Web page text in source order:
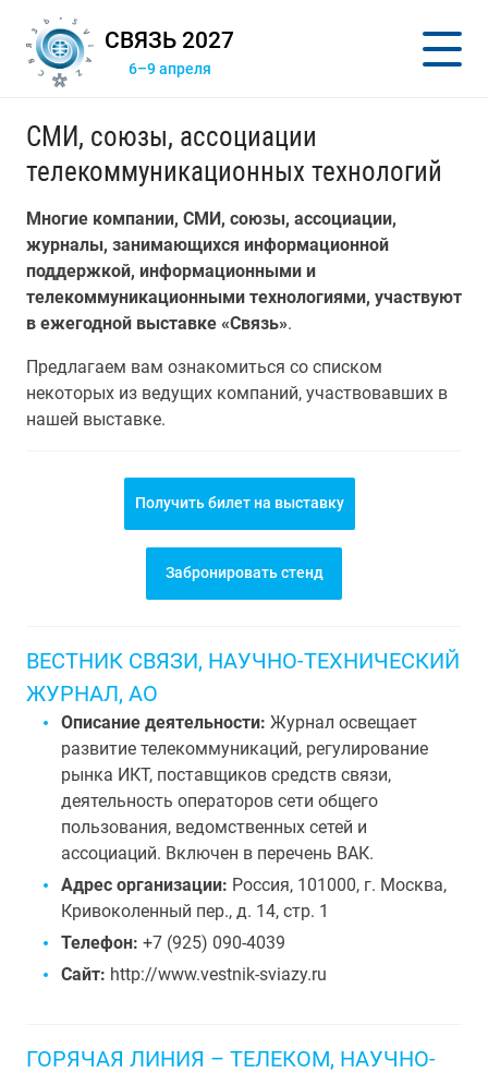
СВЯЗЬ 2027
6–9 апреля
СМИ, союзы, ассоциации
телекоммуникационных технологий
Многие компании, СМИ, союзы, ассоциации,
журналы, занимающихся информационной
поддержкой, информационными и
телекоммуникационными технологиями, участвуют
в ежегодной выставке «Связь».
Предлагаем вам ознакомиться со списком
некоторых из ведущих компаний, участвовавших в
нашей выставке.
Получить билет на выставку
Забронировать стенд
ВЕСТНИК СВЯЗИ, НАУЧНО-ТЕХНИЧЕСКИЙ
ЖУРНАЛ, АО
Описание деятельности: Журнал освещает
развитие телекоммуникаций, регулирование
рынка ИКТ, поставщиков средств связи,
деятельность операторов сети общего
пользования, ведомственных сетей и
ассоциаций. Включен в перечень ВАК.
Адрес организации: Россия, 101000, г. Москва,
Кривоколенный пер., д. 14, стр. 1
Телефон: +7 (925) 090-4039
Сайт: http://www.vestnik-sviazy.ru
ГОРЯЧАЯ ЛИНИЯ – ТЕЛЕКОМ, НАУЧНО-